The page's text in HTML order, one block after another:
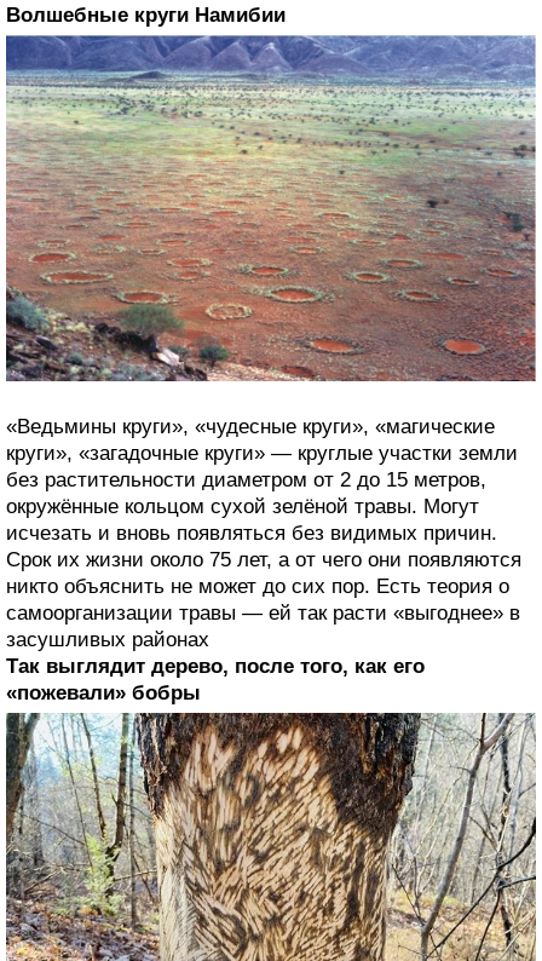
Волшебные круги Намибии
«Ведьмины круги», «чудесные круги», «магические
круги», «загадочные круги» — круглые участки земли
без растительности диаметром от 2 до 15 метров,
окружённые кольцом сухой зелёной травы. Могут
исчезать и вновь появляться без видимых причин.
Срок их жизни около 75 лет, а от чего они появляются
никто объяснить не может до сих пор. Есть теория о
самоорганизации травы — ей так расти «выгоднее» в
засушливых районах
Так выглядит дерево, после того, как его
«пожевали» бобры